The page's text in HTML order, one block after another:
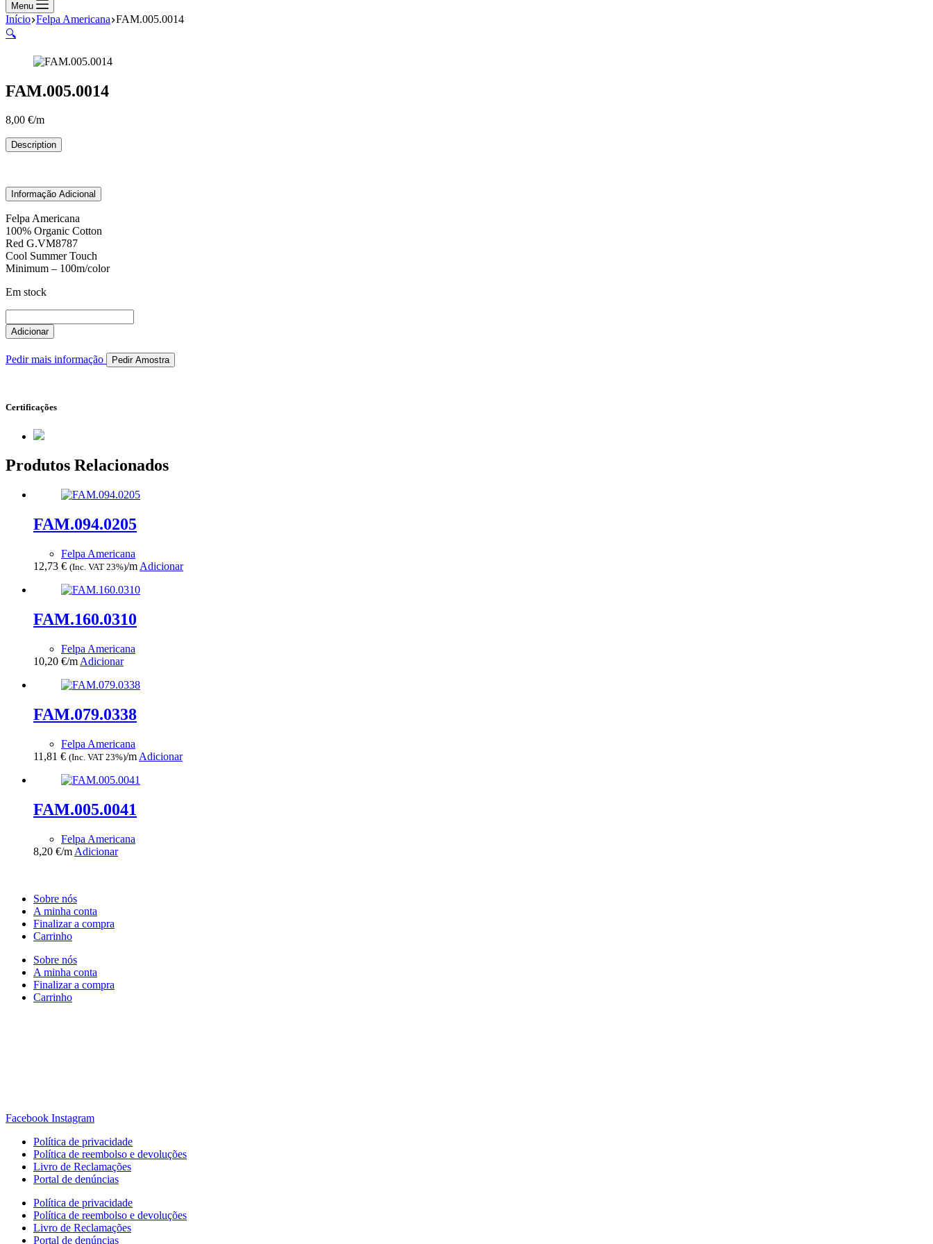
Menu
Início Felpa Americana FAM.005.0014
🔍
FAM.005.0014
8,00 €/m
Description
Informação Adicional
Felpa Americana
100% Organic Cotton
Red G.VM8787
Cool Summer Touch
Minimum – 100m/color
Em stock
de
FAM.005.0014
Adicionar
Pedir mais informação Pedir Amostra
Certificações
Produtos Relacionados
FAM.094.0205
Felpa Americana
12,73 € (Inc. VAT 23%)/m Adicionar
FAM.160.0310
Felpa Americana
10,20 €/m Adicionar
FAM.079.0338
Felpa Americana
11,81 € (Inc. VAT 23%)/m Adicionar
FAM.005.0041
Felpa Americana
8,20 €/m Adicionar
Sobre nós
A minha conta
Finalizar a compra
Carrinho
Sobre nós
A minha conta
Finalizar a compra
Carrinho
Facebook Instagram
Política de privacidade
Política de reembolso e devoluções
Livro de Reclamações
Portal de denúncias
Política de privacidade
Política de reembolso e devoluções
Livro de Reclamações
Portal de denúncias